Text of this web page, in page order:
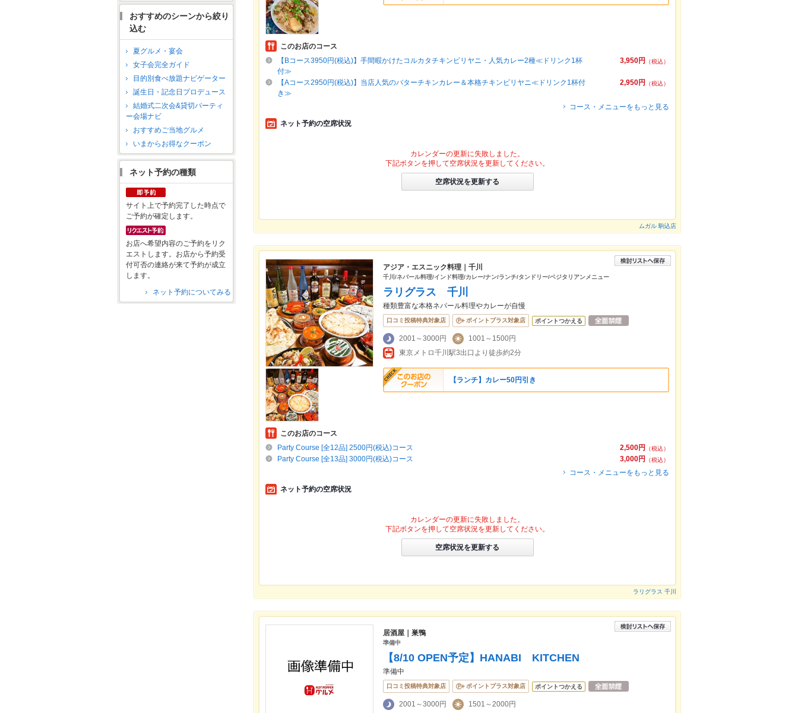
おすすめのシーンから絞り
込む
夏グルメ・宴会
女子会完全ガイド
目的別食べ放題ナビゲーター
誕生日・記念日プロデュース
結婚式二次会&貸切パーティ
ー会場ナビ
おすすめご当地グルメ
いまからお得なクーポン
ネット予約の種類
サイト上で予約完了した時点で
ご予約が確定します。
お店へ希望内容のご予約をリク
エストします。お店から予約受
付可否の連絡が来て予約が成立
します。
ネット予約についてみる
このお店のコース
3,950円
（税込）
【Bコース3950円(税込)】手間暇かけたコルカタチキンビリヤニ・人気カレー2種≪ドリンク1杯
付≫
2,950円
（税込）
【Aコース2950円(税込)】当店人気のバターチキンカレー＆本格チキンビリヤニ≪ドリンク1杯付
き≫
コース・メニューをもっと見る
ネット予約の空席状況
カレンダーの更新に失敗しました。
下記ボタンを押して空席状況を更新してください。
空席状況を更新する
ムガル 駒込店
アジア・エスニック料理｜千川
千川/ネパール料理/インド料理/カレー/ナン/ランチ/タンドリー/ベジタリアンメニュー
ラリグラス 千川
種類豊富な本格ネパール料理やカレーが自慢
口コミ投稿特典対象店 ポイントプラス対象店 ポイントつかえる
2001～3000円
1001～1500円
東京メトロ千川駅3出口より徒歩約2分
【ランチ】カレー50円引き
このお店のコース
2,500円
（税込）
Party Course [全12品] 2500円(税込)コース
3,000円
（税込）
Party Course [全13品] 3000円(税込)コース
コース・メニューをもっと見る
ネット予約の空席状況
カレンダーの更新に失敗しました。
下記ボタンを押して空席状況を更新してください。
空席状況を更新する
ラリグラス 千川
居酒屋｜巣鴨
準備中
【8/10 OPEN予定】HANABI KITCHEN
準備中
口コミ投稿特典対象店 ポイントプラス対象店 ポイントつかえる
2001～3000円 1501～2000円